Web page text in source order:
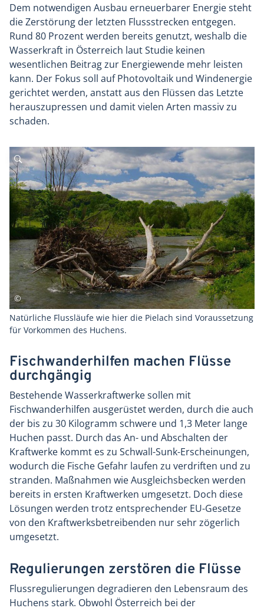
Dem notwendigen Ausbau erneuerbarer Energie steht
die Zerstörung der letzten Flussstrecken entgegen.
Rund 80 Prozent werden bereits genutzt, weshalb die
Wasserkraft in Österreich laut Studie keinen
wesentlichen Beitrag zur Energiewende mehr leisten
kann. Der Fokus soll auf Photovoltaik und Windenergie
gerichtet werden, anstatt aus den Flüssen das Letzte
herauszupressen und damit vielen Arten massiv zu
schaden.
Natürliche Flussläufe wie hier die Pielach sind Voraussetzung
für Vorkommen des Huchens.
Fischwanderhilfen machen Flüsse
durchgängig
Bestehende Wasserkraftwerke sollen mit
Fischwanderhilfen ausgerüstet werden, durch die auch
der bis zu 30 Kilogramm schwere und 1,3 Meter lange
Huchen passt. Durch das An- und Abschalten der
Kraftwerke kommt es zu Schwall-Sunk-Erscheinungen,
wodurch die Fische Gefahr laufen zu verdriften und zu
stranden. Maßnahmen wie Ausgleichsbecken werden
bereits in ersten Kraftwerken umgesetzt. Doch diese
Lösungen werden trotz entsprechender EU-Gesetze
von den Kraftwerksbetreibenden nur sehr zögerlich
umgesetzt.
Regulierungen zerstören die Flüsse
Flussregulierungen degradieren den Lebensraum des
Huchens stark. Obwohl Österreich bei der